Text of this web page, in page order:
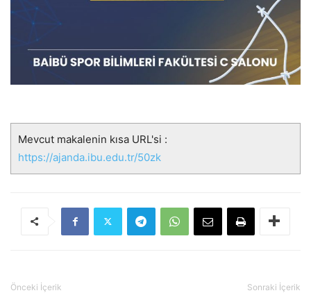
Mevcut makalenin kısa URL'si :
https://ajanda.ibu.edu.tr/50zk
Önceki İçerik Sonraki İçerik